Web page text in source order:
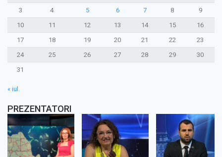
3
4 5 6 7 8
9
10
11 12 13 14 15
16
17
18 19 20 21 22
23
24
25 26 27 28 29
30
31
« iul.
PREZENTATORI